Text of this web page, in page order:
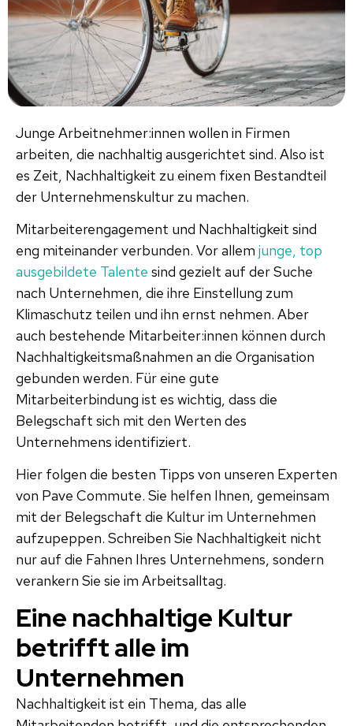
Junge Arbeitnehmer:innen wollen in Firmen
arbeiten, die nachhaltig ausgerichtet sind. Also ist
es Zeit, Nachhaltigkeit zu einem fixen Bestandteil
der Unternehmenskultur zu machen.
Mitarbeiterengagement und Nachhaltigkeit sind
eng miteinander verbunden. Vor allem junge, top
ausgebildete Talente sind gezielt auf der Suche
nach Unternehmen, die ihre Einstellung zum
Klimaschutz teilen und ihn ernst nehmen. Aber
auch bestehende Mitarbeiter:innen können durch
Nachhaltigkeitsmaßnahmen an die Organisation
gebunden werden. Für eine gute
Mitarbeiterbindung ist es wichtig, dass die
Belegschaft sich mit den Werten des
Unternehmens identifiziert.
Hier folgen die besten Tipps von unseren Experten
von Pave Commute. Sie helfen Ihnen, gemeinsam
mit der Belegschaft die Kultur im Unternehmen
aufzupeppen. Schreiben Sie Nachhaltigkeit nicht
nur auf die Fahnen Ihres Unternehmens, sondern
verankern Sie sie im Arbeitsalltag.
Eine nachhaltige Kultur
betrifft alle im
Unternehmen
Nachhaltigkeit ist ein Thema, das alle